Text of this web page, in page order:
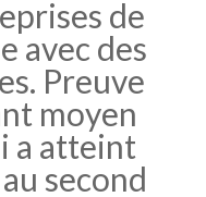
de
avec des
Preuve
moyen
a atteint
second